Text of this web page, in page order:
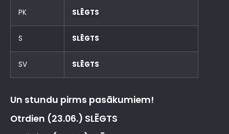
PK SLĒGTS
S SLĒGTS
SV SLĒGTS
Un stundu pirms pasākumiem!
Otrdien (23.06.) SLĒGTS